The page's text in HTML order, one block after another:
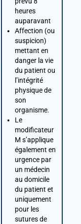
heures
auparavant
Affection (ou
suspicion)
mettant en
danger la vie
du patient ou
l’intégrité
physique de
son
organisme.
Le
modificateur
M s’applique
également en
urgence par
un médecin
au domicile
du patient et
uniquement
pour les
sutures de